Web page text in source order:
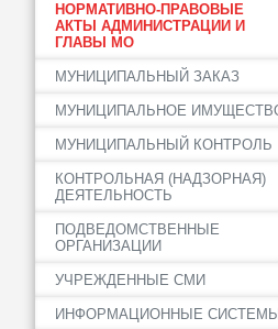
НОРМАТИВНО-ПРАВОВЫЕ
АКТЫ АДМИНИСТРАЦИИ И
ГЛАВЫ МО
МУНИЦИПАЛЬНЫЙ ЗАКАЗ
МУНИЦИПАЛЬНОЕ
МУНИЦИПАЛЬНЫЙ КОНТРОЛЬ
КОНТРОЛЬНАЯ (НАДЗОРНАЯ)
ДЕЯТЕЛЬНОСТЬ
ПОДВЕДОМСТВЕННЫЕ
ОРГАНИЗАЦИИ
УЧРЕЖДЕННЫЕ СМИ
ИНФОРМАЦИОННЫЕ СИСТЕМЫ